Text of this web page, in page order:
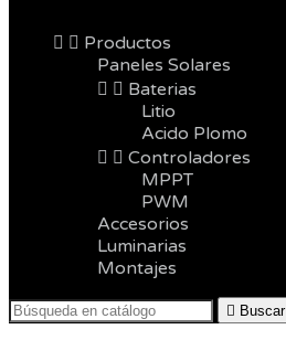
  Productos
Paneles Solares
  Baterias
Litio
Acido Plomo
  Controladores
MPPT
PWM
Accesorios
Luminarias
Montajes
 Buscar